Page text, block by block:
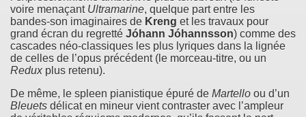
voire menaçant Ultramarine, quelque part entre les
bandes-son imaginaires de Kreng et les travaux pour
grand écran du regretté Jóhann Jóhannsson) comme des
cascades néo-classiques les plus lyriques dans la lignée
de celles de l’opus précédent (le morceau-titre, ou un
Reduxplus retenu).
De même, le spleen pianistique épuré de Martello ou d’un
Bleuets délicat en mineur vient contraster avec l’ampleur